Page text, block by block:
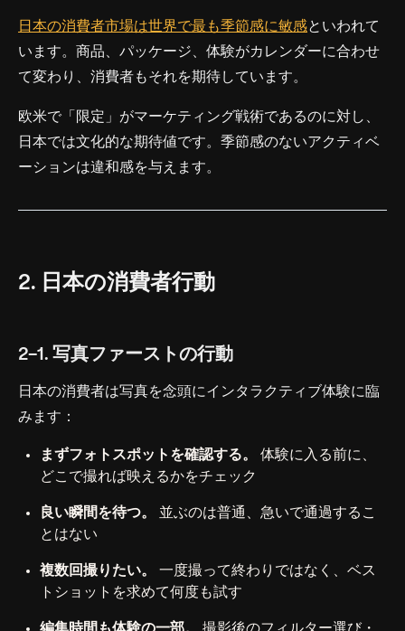
日本の消費者市場は世界で最も季節感に敏感といわれて
います。商品、パッケージ、体験がカレンダーに合わせ
て変わり、消費者もそれを期待しています。
欧米で「限定」がマーケティング戦術であるのに対し、
日本では文化的な期待値です。季節感のないアクティベ
ーションは違和感を与えます。
2. 日本の消費者行動
2-1. 写真ファーストの行動
日本の消費者は写真を念頭にインタラクティブ体験に臨
みます：
まずフォトスポットを確認する。
体験に入る前に、
どこで撮れば映えるかをチェック
良い瞬間を待つ。
並ぶのは普通、急いで通過するこ
とはない
複数回撮りたい。
一度撮って終わりではなく、ベス
トショットを求めて何度も試す